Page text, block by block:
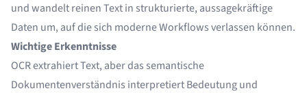
und wandelt reinen Text in strukturierte, aussagekräftige
Daten um, auf die sich moderne Workflows verlassen können.
Wichtige Erkenntnisse
OCR extrahiert Text, aber das semantische
Dokumentenverständnis interpretiert Bedeutung und